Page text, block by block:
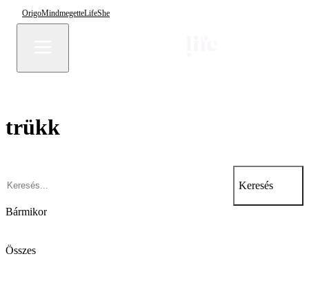
OrigoMindmegetteLifeShe
trükk
Keresés
Bármikor
Összes